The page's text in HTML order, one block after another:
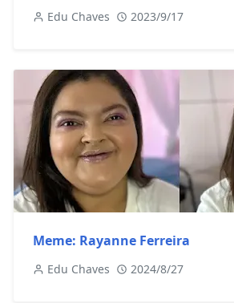
Edu Chaves 2023/9/17
Meme: Rayanne Ferreira
Edu Chaves 2024/8/27